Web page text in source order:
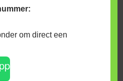
plaats uit direct
na opening voor optimale
om direct een